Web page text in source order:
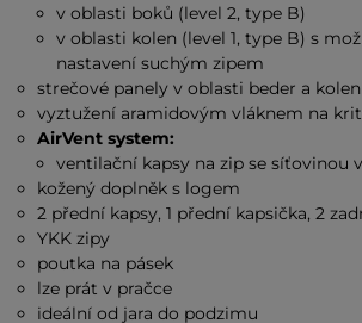
v oblasti boků (level 2, type B)
v oblasti kolen (level 1, type B) s
nastavení suchým zipem
strečové panely v oblasti beder a kolen
vyztužení aramidovým vláknem na
AirVent system:
ventilační kapsy na zip se síťovinou
kožený doplněk s logem
2 přední kapsy, 1 přední kapsička, 2
YKK zipy
poutka na pásek
lze prát v pračce
ideální od jara do podzimu